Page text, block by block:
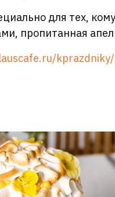
для тех,
пропитанная